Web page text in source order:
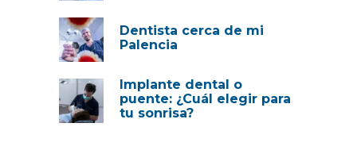
Dentista cerca de mi
Palencia
Implante dental o
puente: ¿Cuál elegir para
tu sonrisa?